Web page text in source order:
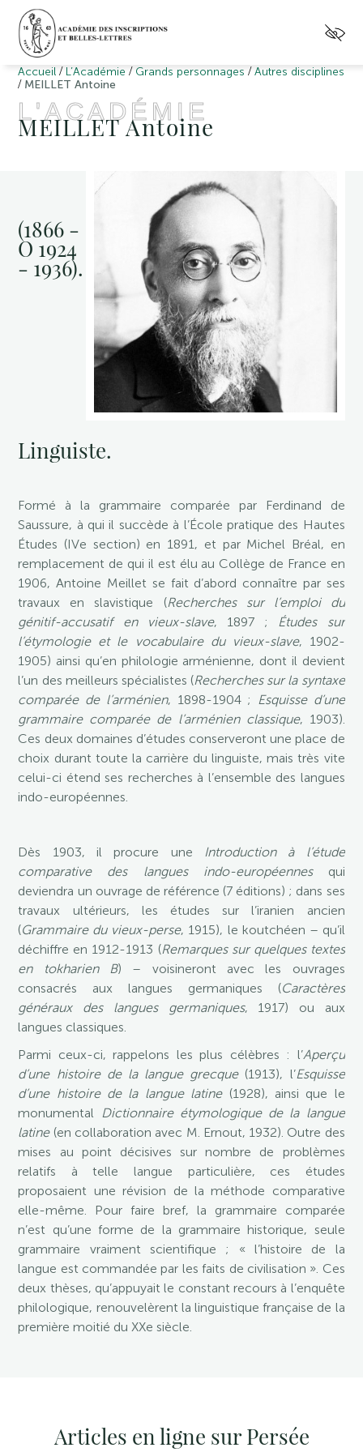
Accueil / L’Académie / Grands personnages /Autres disciplines
/ MEILLET Antoine
L'ACADÉMIE
MEILLET Antoine
(1866 -
O 1924
- 1936).
Linguiste.
Formé à la grammaire comparée par Ferdinand de
Saussure, à qui il succède à l’École pratique des Hautes
Études (IVe section) en 1891, et par Michel Bréal, en
remplacement de qui il est élu au Collège de France en
1906, Antoine Meillet se fait d’abord connaître par ses
travaux en slavistique (Recherches sur l’emploi du
génitif-accusatif en vieux-slave, 1897 ; Études sur
l’étymologie et le vocabulaire du vieux-slave, 1902-
1905) ainsi qu’en philologie arménienne, dont il devient
l’un des meilleurs spécialistes (Recherches sur la syntaxe
comparée de l’arménien, 1898-1904 ; Esquisse d’une
grammaire comparée de l’arménien classique, 1903).
Ces deux domaines d’études conserveront une place de
choix durant toute la carrière du linguiste, mais très vite
celui-ci étend ses recherches à l’ensemble des langues
indo-européennes.
Dès 1903, il procure une Introduction à l’étude
comparative des langues indo-européennesqui
deviendra un ouvrage de référence (7 éditions) ; dans ses
travaux ultérieurs, les études sur l’iranien ancien
(Grammaire du vieux-perse, 1915), le koutchéen – qu’il
déchiffre en 1912-1913 (Remarques sur quelques textes
en tokharien B) – voisineront avec les ouvrages
consacrés aux langues germaniques (Caractères
généraux des langues germaniques, 1917) ou aux
langues classiques.
Parmi ceux-ci, rappelons les plus célèbres : l’Aperçu
d’une histoire de la langue grecque(1913), l’Esquisse
d’une histoire de la langue latine(1928), ainsi que le
monumental Dictionnaire étymologique de la langue
latine(en collaboration avec M. Ernout, 1932). Outre des
mises au point décisives sur nombre de problèmes
relatifs à telle langue particulière, ces études
proposaient une révision de la méthode comparative
elle-même. Pour faire bref, la grammaire comparée
n’est qu’une forme de la grammaire historique, seule
grammaire vraiment scientifique ; « l’histoire de la
langue est commandée par les faits de civilisation ». Ces
deux thèses, qu’appuyait le constant recours à l’enquête
philologique, renouvelèrent la linguistique française de la
première moitié du XXe siècle.
Articles en ligne sur Persée